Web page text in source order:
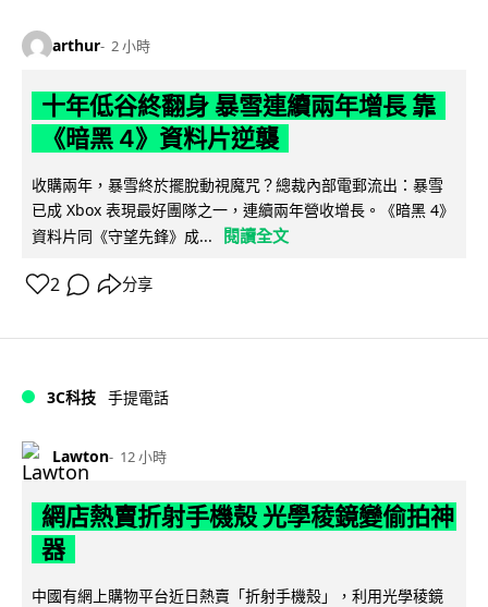
arthur 2 小時
十年低谷終翻身 暴雪連續兩年增長 靠
《暗黑 4》資料片逆襲
收購兩年，暴雪終於擺脫動視魔咒？總裁內部電郵流出：暴雪
已成 Xbox 表現最好團隊之一，連續兩年營收增長。《暗黑 4》
資料片同《守望先鋒》成...
閱讀全文
2 分享
3C科技 手提電話
Lawton 12 小時
網店熱賣折射手機殼 光學稜鏡變偷拍神
器
中國有網上購物平台近日熱賣「折射手機殼」，利用光學稜鏡